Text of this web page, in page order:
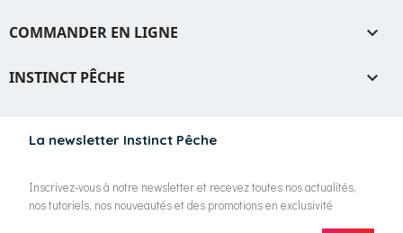
La newsletter Instinct Pêche
Inscrivez-vous à notre newsletter et recevez toutes nos actualités,
nos tutoriels, nos nouveautés et des promotions en exclusivité
COMMANDER EN LIGNE 
INSTINCT PÊCHE 